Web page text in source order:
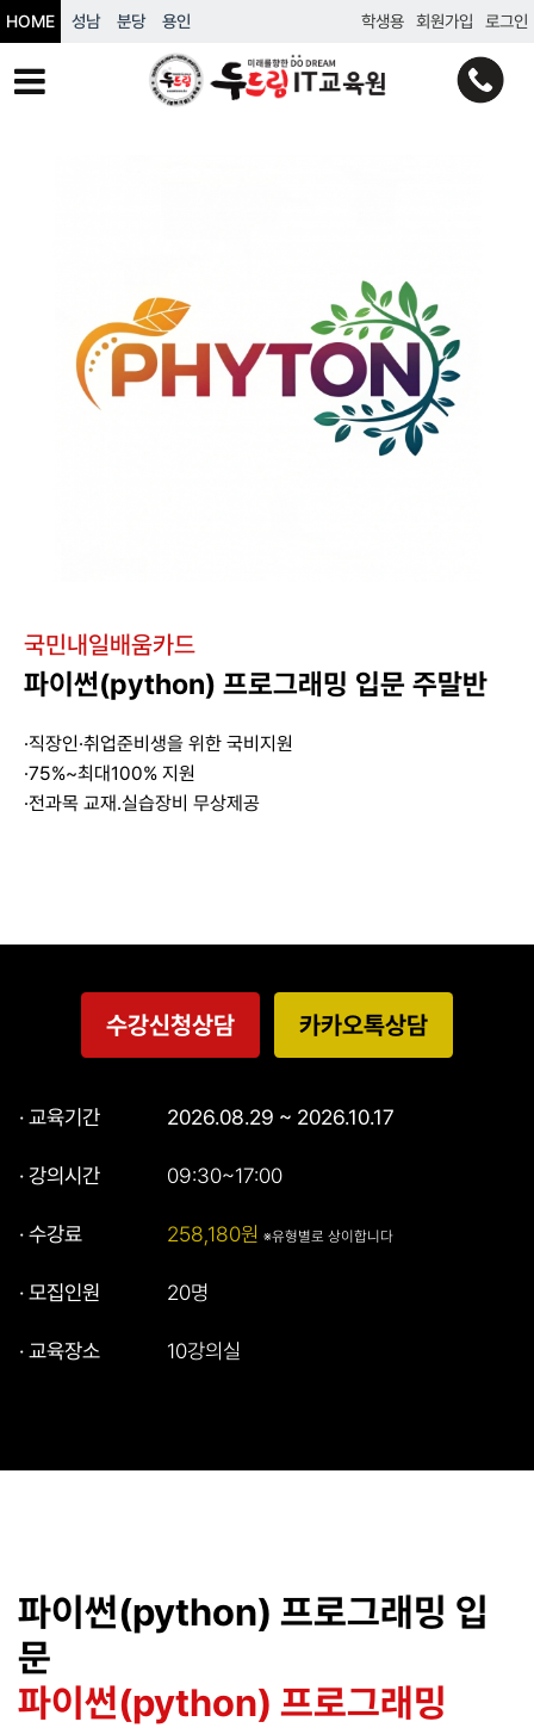
HOME 성남 분당 용인 학생용 회원가입 로그인
국민내일배움카드
파이썬(python) 프로그래밍 입문 주말반
·직장인·취업준비생을 위한 국비지원
·75%~최대100% 지원
·전과목 교재.실습장비 무상제공
수강신청상담 카카오톡상담
· 교육기간 2026.08.29 ~ 2026.10.17
· 강의시간 09:30~17:00
· 수강료 258,180원 ※유형별로 상이합니다
· 모집인원 20명
· 교육장소 10강의실
파이썬(python) 프로그래밍 입
문
파이썬(python) 프로그래밍